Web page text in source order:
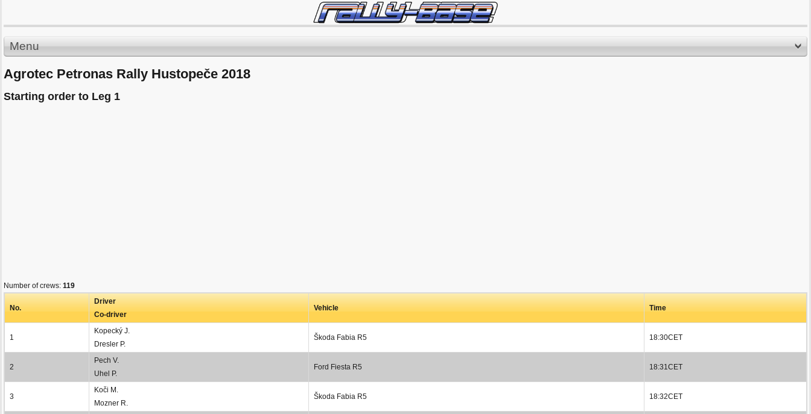
Menu
Agrotec Petronas Rally Hustopeče 2018
Starting order to Leg 1
Number of crews: 119
No.
Driver
Co-driver
Vehicle Time
1
Kopecký J.
Dresler P.
Škoda Fabia R5 18:30CET
2
Pech V.
Uhel P.
Ford Fiesta R5 18:31CET
3
Koči M.
Mozner R.
Škoda Fabia R5 18:32CET